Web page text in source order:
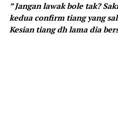
” Jangan lawak bole tak?
kedua confirm tiang yang
Kesian tiang dh lama dia